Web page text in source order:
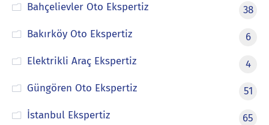
Bahçelievler Oto Ekspertiz
38
Bakırköy Oto Ekspertiz
6
Elektrikli Araç Ekspertiz
4
Güngören Oto Ekspertiz
51
İstanbul Ekspertiz
65